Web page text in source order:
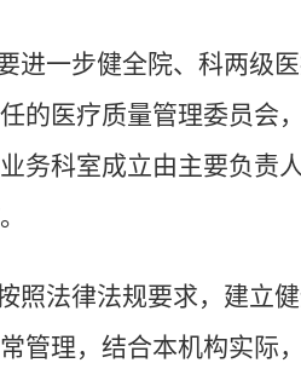
进一步健全院、科两级
的医疗质量管理委员会
务科室成立由主要负责
照法律法规要求，建立
管理，结合本机构实际